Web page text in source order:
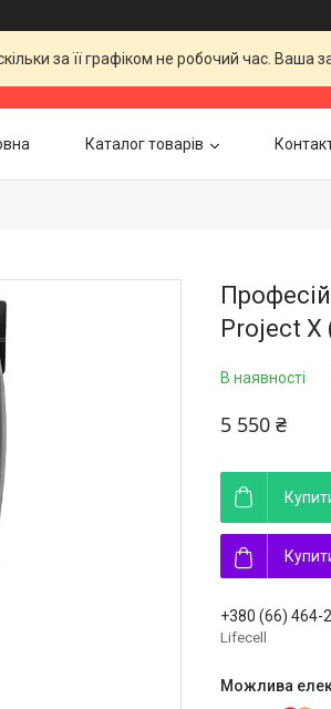
за її графіком не робочий час. Ваша
Каталог товарів
Project X
В наявності
5 550 ₴
+380 (66) 464-
Lifecell